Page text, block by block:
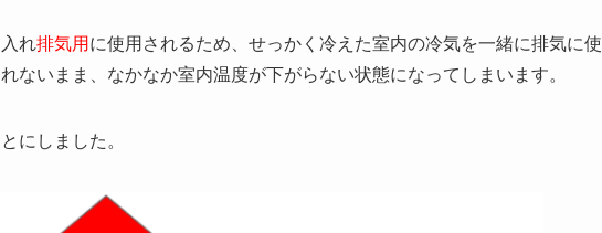
れ排気用 に使用されるため、せっかく冷えた室内の冷気を一緒に排気に使
ないまま、なかなか室内温度が下がらない状態になってしまいます。
にしました。